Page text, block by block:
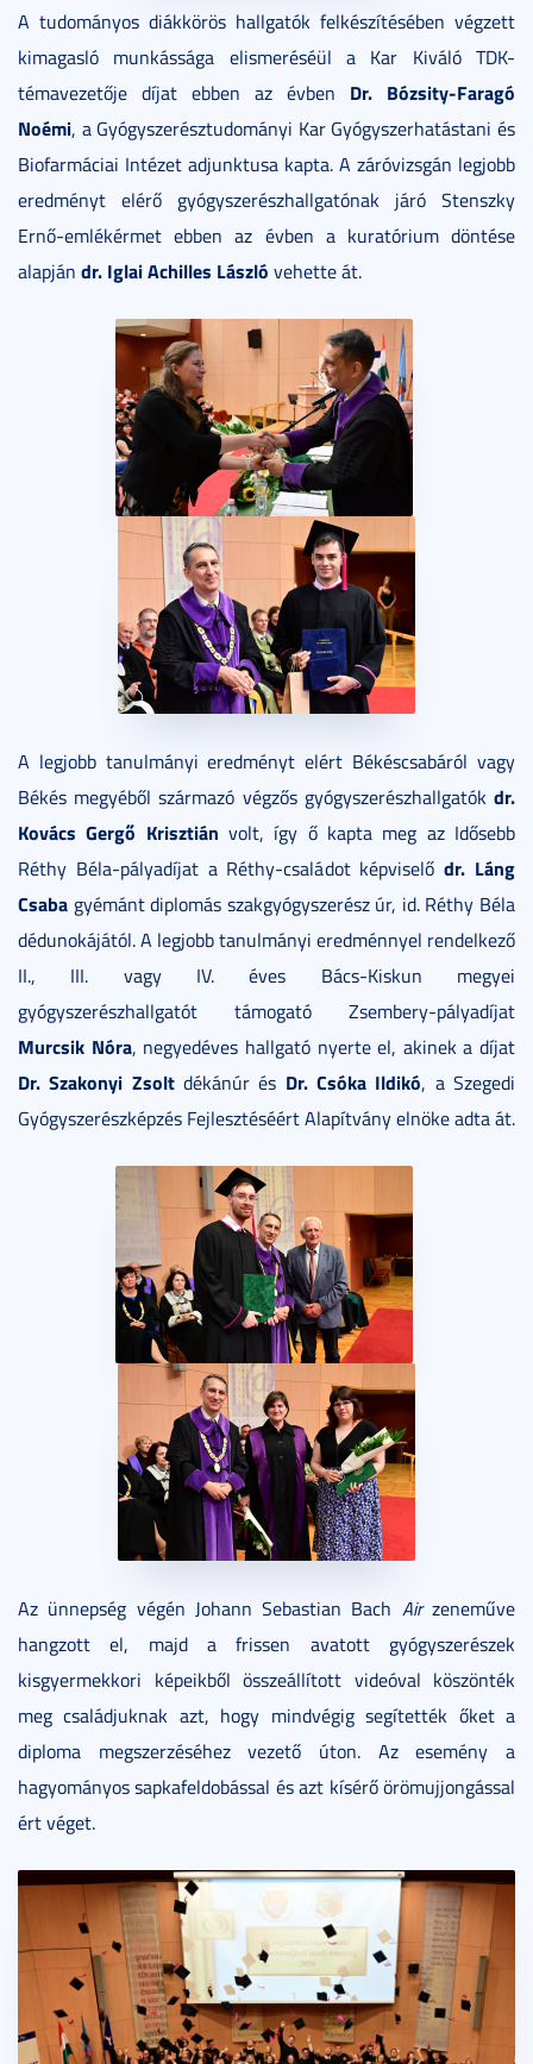
A tudományos diákkörös hallgatók felkészítésében végzett
kimagasló munkássága elismeréséül a Kar Kiváló TDK-
témavezetője díjat ebben az évben Dr. Bózsity-Faragó
Noémi, a Gyógyszerésztudományi Kar Gyógyszerhatástani és
Biofarmáciai Intézet adjunktusa kapta. A záróvizsgán legjobb
eredményt elérő gyógyszerészhallgatónak járó Stenszky
Ernő-emlékérmet ebben az évben a kuratórium döntése
alapján dr. Iglai Achilles László vehette át.
A legjobb tanulmányi eredményt elért Békéscsabáról vagy
Békés megyéből származó végzős gyógyszerészhallgatók dr.
Kovács Gergő Krisztián volt, így ő kapta meg az Idősebb
Réthy Béla-pályadíjat a Réthy-családot képviselődr. Láng
Csaba gyémánt diplomás szakgyógyszerész úr, id. Réthy Béla
dédunokájától. A legjobb tanulmányi eredménnyel rendelkező
II., III. vagy IV. éves Bács-Kiskun megyei
gyógyszerészhallgatót támogató Zsembery-pályadíjat
Murcsik Nóra, negyedéves hallgató nyerte el, akinek a díjat
Dr. Szakonyi Zsoltdékánúr és Dr. Csóka Ildikó, a Szegedi
Gyógyszerészképzés Fejlesztéséért Alapítvány elnöke adta át.
Az ünnepség végén Johann Sebastian Bach Airzeneműve
hangzott el, majd a frissen avatott gyógyszerészek
kisgyermekkori képeikből összeállított videóval köszönték
meg családjuknak azt, hogy mindvégig segítették őket a
diploma megszerzéséhez vezető úton. Az esemény a
hagyományos sapkafeldobással és azt kísérő örömujjongással
ért véget.